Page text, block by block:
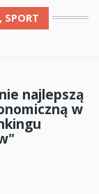
SPORT
najlepszą
w